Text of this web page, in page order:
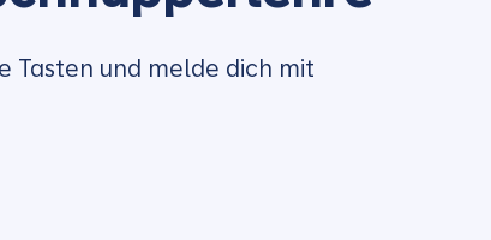
Tasten und melde dich mit